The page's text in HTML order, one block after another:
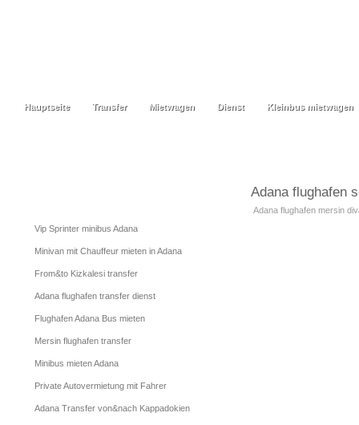
Hauptseite
Hauptseite Transfer
Transfer Mietwagen
Mietwagen Dienst
Dienst Kleinbus mietwagen
Kleinbus mietwagen
Vip Sprinter minibus Adana
Minivan mit Chauffeur mieten in Adana
From&to Kizkalesi transfer
Adana flughafen transfer dienst
Flughafen Adana Bus mieten
Mersin flughafen transfer
Minibus mieten Adana
Private Autovermietung mit Fahrer
Adana Transfer von&nach Kappadokien
Adana flughafen
Adana flughafen mersin